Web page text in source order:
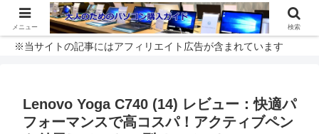
※当サイトの記事にはアフィリエイト広告が含まれています
Lenovo Yoga C740 (14) レビュー：快適パ
フォーマンスで高コスパ！アクティブペン
メニュー 検索